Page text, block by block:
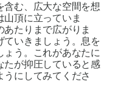
含む、広大な空間を想
頂に立っていま
たりまで広がりま
ていきましょう。息を
ょう。これがあなたに
たが抑圧していると感
うにしてみてくださ